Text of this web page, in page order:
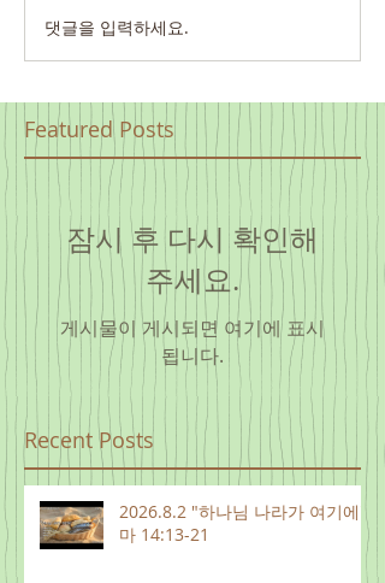
댓글을 입력하세요.
Featured Posts
잠시 후 다시 확인해
주세요.
게시물이 게시되면 여기에 표시
됩니다.
Recent Posts
2026.8.2 "하나님 나라가 여기에"
마 14:13-21